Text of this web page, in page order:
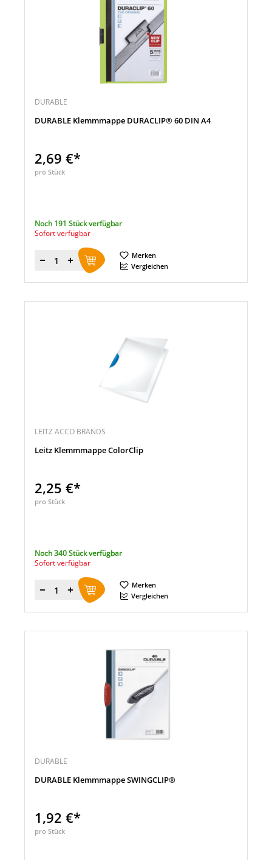
DURABLE
DURABLE Klemmmappe DURACLIP® 60 DIN A4
2,69 €*
pro Stück
Noch 191 Stück verfügbar
Sofort verfügbar
Menge
Merken
Vergleichen
LEITZ ACCO BRANDS
Leitz Klemmmappe ColorClip
2,25 €*
pro Stück
Noch 340 Stück verfügbar
Sofort verfügbar
Menge
Merken
Vergleichen
DURABLE
DURABLE Klemmmappe SWINGCLIP®
1,92 €*
pro Stück